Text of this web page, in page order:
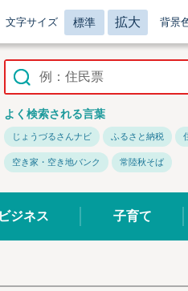
文字サイズ 標準 拡大 背景
よく検索される言葉
じょうづるさんナビ ふるさと納税
空き家・空き地バンク 常陸秋そば
ジネス 子育て